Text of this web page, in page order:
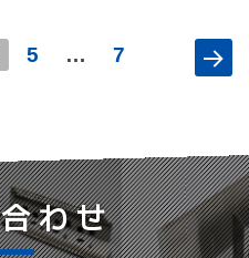
5 … 7
わせ